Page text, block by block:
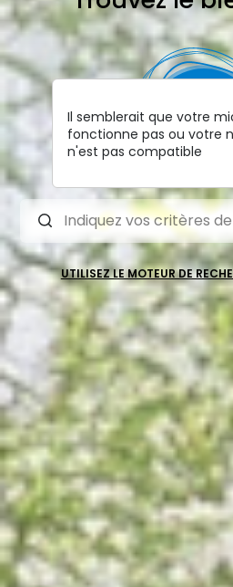
Il semblerait que votre
fonctionne pas ou votre
n'est pas compatible
UTILISEZ LE MOTEUR DE